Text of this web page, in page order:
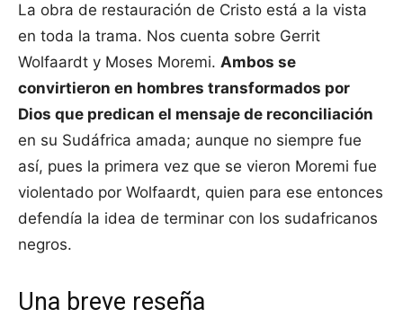
La obra de restauración de Cristo está a la vista
en toda la trama. Nos cuenta sobre Gerrit
Wolfaardt y Moses Moremi. Ambos se
convirtieron en hombres transformados por
Dios que predican el mensaje de reconciliación
en su Sudáfrica amada; aunque no siempre fue
así, pues la primera vez que se vieron Moremi fue
violentado por Wolfaardt, quien para ese entonces
defendía la idea de terminar con los sudafricanos
negros.
Una breve reseña